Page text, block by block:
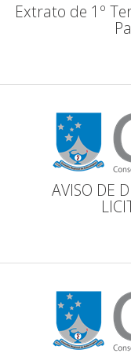
Extrato de 1º
AVISO DE